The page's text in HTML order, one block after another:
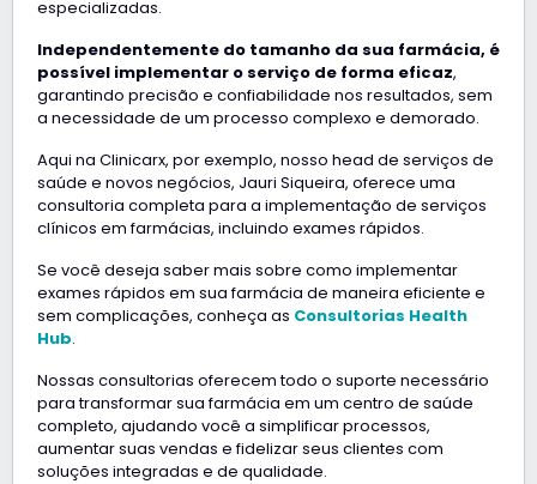
especializadas.
Independentemente do tamanho da sua farmácia, é
possível implementar o serviço de forma eficaz,
garantindo precisão e confiabilidade nos resultados, sem
a necessidade de um processo complexo e demorado.
Aqui na Clinicarx, por exemplo, nosso head de serviços de
saúde e novos negócios, Jauri Siqueira, oferece uma
consultoria completa para a implementação de serviços
clínicos em farmácias, incluindo exames rápidos.
Se você deseja saber mais sobre como implementar
exames rápidos em sua farmácia de maneira eficiente e
sem complicações, conheça as Consultorias Health
Hub.
Nossas consultorias oferecem todo o suporte necessário
para transformar sua farmácia em um centro de saúde
completo, ajudando você a simplificar processos,
aumentar suas vendas e fidelizar seus clientes com
soluções integradas e de qualidade.